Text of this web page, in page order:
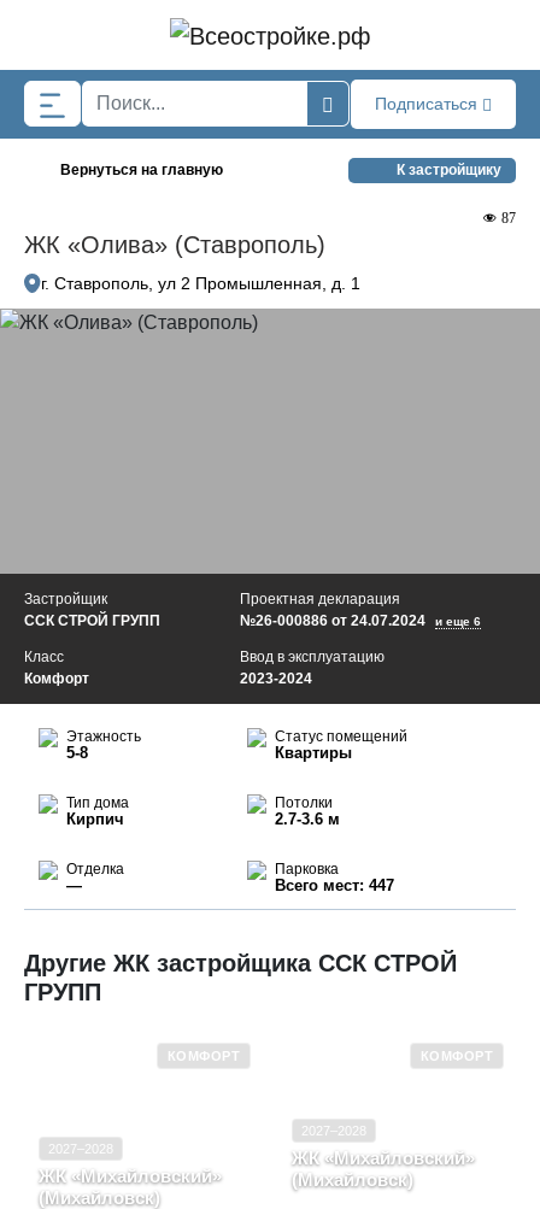
Подписаться
Вернуться на главную К застройщику
ЖК «Олива» (Ставрополь)
87
г. Ставрополь, ул 2 Промышленная, д. 1
Застройщик
ССК СТРОЙ ГРУПП
Проектная декларация
№26-000886 от 24.07.2024
и еще 6
Ввод в эксплуатацию
2023-2024
Класс
Комфорт
Этажность
5-8
Статус помещений
Квартиры
Тип дома
Кирпич
Потолки
2.7-3.6 м
Отделка
—
Парковка
Всего мест: 447
Другие ЖК застройщика ССК СТРОЙ
ГРУПП
КОМФОРТ
2027–2028
ЖК «Михайловский»
(Михайловск)
КОМФОРТ
2027–2028
ЖК «Михайловский»
(Михайловск)